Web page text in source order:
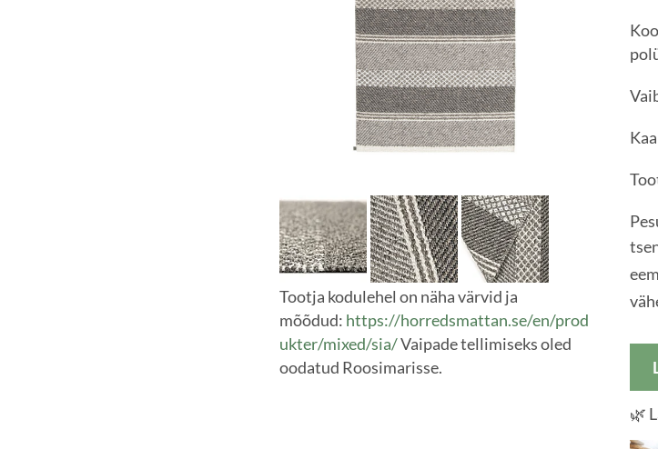
Tootja kodulehel on näha värvid ja
mõõdud: https://horredsmattan.se/en/prod
ukter/mixed/sia/Vaipade tellimiseks oled
oodatud Roosimarisse.
🌿